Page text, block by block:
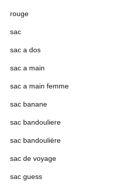
rouge
sac
sac a dos
sac a main
sac a main femme
sac banane
sac bandouliere
sac bandoulière
sac de voyage
sac guess